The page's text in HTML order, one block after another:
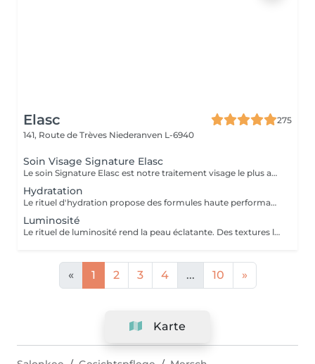
Elasc
275
141, Route de Trèves Niederanven L-6940
Soin Visage Signature Elasc
Le soin Signature Elasc est notre traitement visage le plus abouti et personnalisé. Conçu spécialement pour vous, par notre équipe, ce rituel est une véritable expérience sensorielle pour vous détendre, raviver l'éclat de votre teint, redessiner les contours de votre visage et revitaliser votre peau en profondeur. Ce soin multi-actions combine des produits cosméceutiques ultra-performants, des gestes experts et l'utilisation de pierres en quartz rose ou de jade verte en fonction de votre peau. Le soin débute par un nettoyage précis de votre peau et par une exfoliation douce aux manuvres stimulantes pour lisser et illuminer le teint. Après un travail technique avec la pierre et la pose d'un masque crème spécifique vient le massage Signature : une combinaison de manuvres liftantes, drainantes, tonifiantes et sculptantes avec une huile de haute qualité. Votre peau est ainsi lumineuse, décongestionnée, hydratée, liftée et raffermie. Ce soin Signature Elasc convient à tous les types de peau : teint terne, peau déshydratée, perte de fermeté, premiers signes de l'âge mais aussi pour toute personne ayant besoin d'une pause bien-être ou recherchant le cocooning et la chaleur caractéristiques à notre institut Elasc.
Hydratation
Le rituel d'hydration propose des formules haute performance qui s'attaquent stratégiquement à tous les paramètres de la déshydratation. Ciblés, ils améliorent le manteau hydrolipidique, la teneur en NMF est le ciment intercellulaire.
Luminosité
Le rituel de luminosité rend la peau éclatante. Des textures légères et fraïches affinent le grain de peau pour une peau qui brille de santé et de pureté - une beauté éclatante.
« 1 2 3 4 ... 10 »
Karte